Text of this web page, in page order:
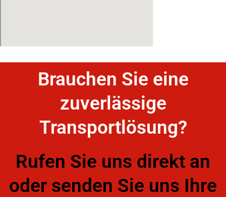
Brauchen Sie eine
zuverlässige
Transportlösung?
Rufen Sie uns direkt an
oder senden Sie uns Ihre